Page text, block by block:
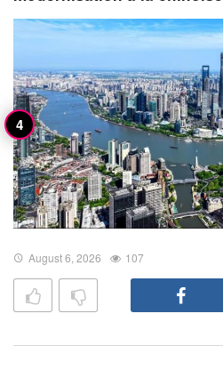
August 6, 2026 107